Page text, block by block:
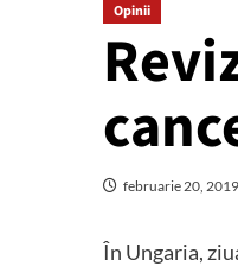
Opinii
februarie 20, 2019
În Ungaria,